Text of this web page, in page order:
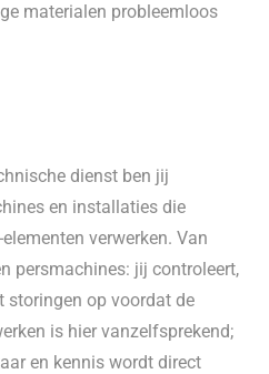
materialen probleemloos
dienst ben jij
en installaties die
verwerken. Van
persmachines: jij controleert,
storingen op voordat de
is hier vanzelfsprekend;
en kennis wordt direct